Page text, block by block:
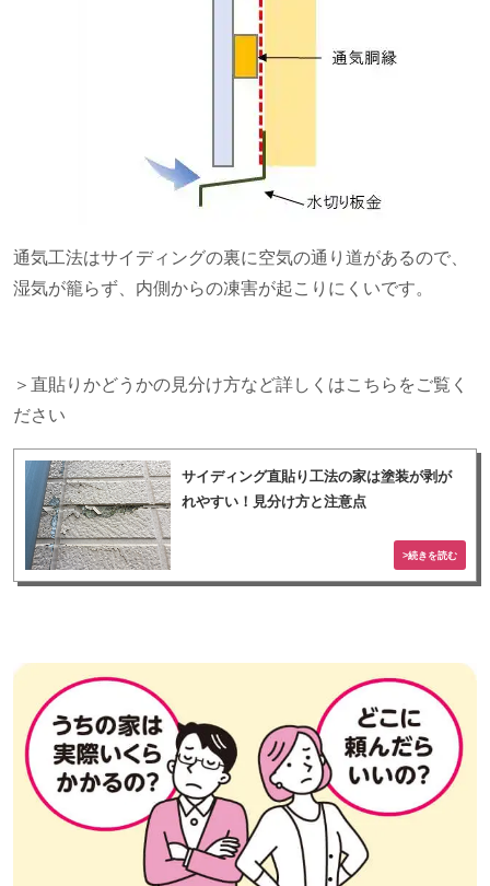
通気工法はサイディングの裏に空気の通り道があるので、
湿気が籠らず、内側からの凍害が起こりにくいです。
＞直貼りかどうかの見分け方など詳しくはこちらをご覧く
ださい
サイディング直貼り工法の家は塗装が剥が
れやすい！見分け方と注意点